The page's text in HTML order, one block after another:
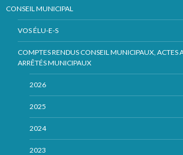
CONSEIL MUNICIPAL
VOS ÉLU-E-S
COMPTES RENDUS CONSEIL MUNICIPAUX, ACTES
ARRÊTÉS MUNICIPAUX
2026
2025
2024
2023